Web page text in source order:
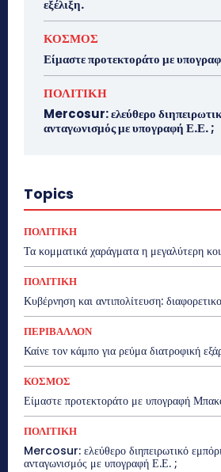
εξέλιξη.
ΚΟΣΜΟΣ
Είμαστε προτεκτοράτο με
ΠΟΛΙΤΙΚΗ
Mercosur: ελεύθερο
ανταγωνισμός με υπογραφή Ε.Ε. ;
Topics
ΠΟΛΙΤΙΚΗ
Τα κομματικά χαράγματα η μεγαλύτερη
ΠΟΛΙΤΙΚΗ
Κυβέρνηση και αντιπολίτευση:
ΠΕΡΙΒΑΛΛΟΝ
Καίνε τον κάμπο για ρεύμα διατροφική
ΚΟΣΜΟΣ
Είμαστε προτεκτοράτο με υπογραφή
ΠΟΛΙΤΙΚΗ
Mercosur: ελεύθερο διηπειρωτικό
ανταγωνισμός με υπογραφή Ε.Ε. ;